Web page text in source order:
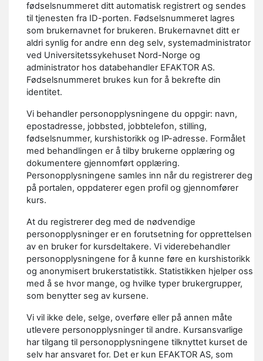
fødselsnummeret ditt automatisk registrert og sendes
til tjenesten fra ID-porten. Fødselsnummeret lagres
som brukernavnet for brukeren. Brukernavnet ditt er
aldri synlig for andre enn deg selv, systemadministrator
ved Universitetssykehuset Nord-Norge og
administrator hos databehandler EFAKTOR AS.
Fødselsnummeret brukes kun for å bekrefte din
identitet.
Vi behandler personopplysningene du oppgir: navn,
epostadresse, jobbsted, jobbtelefon, stilling,
fødselsnummer, kurshistorikk og IP-adresse. Formålet
med behandlingen er å tilby brukerne opplæring og
dokumentere gjennomført opplæring.
Personopplysningene samles inn når du registrerer deg
på portalen, oppdaterer egen profil og gjennomfører
kurs.
At du registrerer deg med de nødvendige
personopplysninger er en forutsetning for opprettelsen
av en bruker for kursdeltakere. Vi viderebehandler
personopplysningene for å kunne føre en kurshistorikk
og anonymisert brukerstatistikk. Statistikken hjelper oss
med å se hvor mange, og hvilke typer brukergrupper,
som benytter seg av kursene.
Vi vil ikke dele, selge, overføre eller på annen måte
utlevere personopplysninger til andre. Kursansvarlige
har tilgang til personopplysningene tilknyttet kurset de
selv har ansvaret for. Det er kun EFAKTOR AS, som